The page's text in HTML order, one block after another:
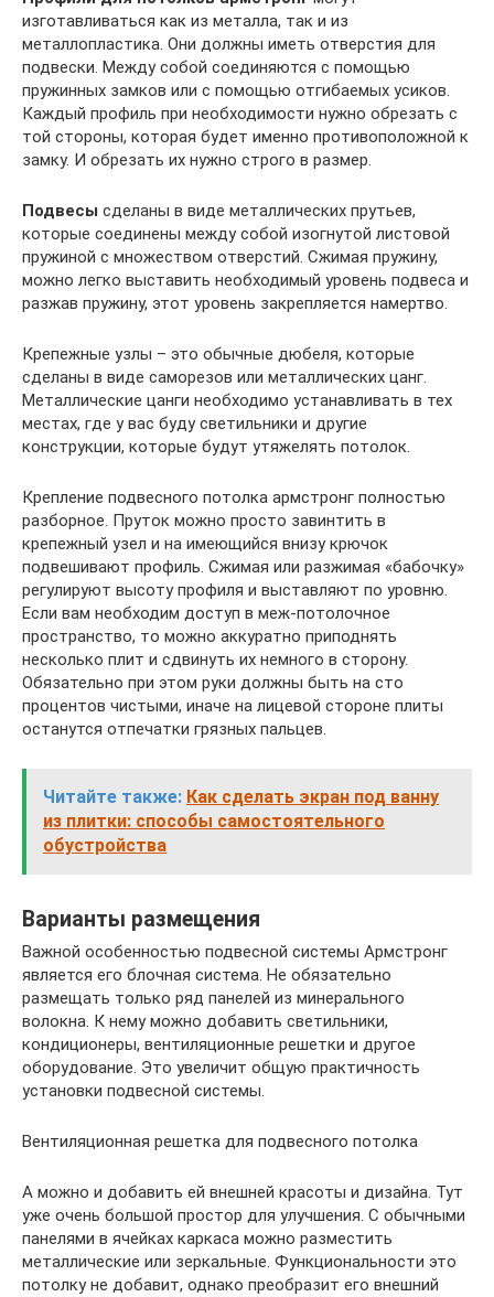
изготавливаться как из металла, так и из
металлопластика. Они должны иметь отверстия для
подвески. Между собой соединяются с помощью
пружинных замков или с помощью отгибаемых усиков.
Каждый профиль при необходимости нужно обрезать с
той стороны, которая будет именно противоположной к
замку. И обрезать их нужно строго в размер.
Подвесы сделаны в виде металлических прутьев,
которые соединены между собой изогнутой листовой
пружиной с множеством отверстий. Сжимая пружину,
можно легко выставить необходимый уровень подвеса и
разжав пружину, этот уровень закрепляется намертво.
Крепежные узлы – это обычные дюбеля, которые
сделаны в виде саморезов или металлических цанг.
Металлические цанги необходимо устанавливать в тех
местах, где у вас буду светильники и другие
конструкции, которые будут утяжелять потолок.
Крепление подвесного потолка армстронг полностью
разборное. Пруток можно просто завинтить в
крепежный узел и на имеющийся внизу крючок
подвешивают профиль. Сжимая или разжимая «бабочку»
регулируют высоту профиля и выставляют по уровню.
Если вам необходим доступ в меж-потолочное
пространство, то можно аккуратно приподнять
несколько плит и сдвинуть их немного в сторону.
Обязательно при этом руки должны быть на сто
процентов чистыми, иначе на лицевой стороне плиты
останутся отпечатки грязных пальцев.
Читайте также: Как сделать экран под ванну
из плитки: способы самостоятельного
обустройства
Варианты размещения
Важной особенностью подвесной системы Армстронг
является его блочная система. Не обязательно
размещать только ряд панелей из минерального
волокна. К нему можно добавить светильники,
кондиционеры, вентиляционные решетки и другое
оборудование. Это увеличит общую практичность
установки подвесной системы.
Вентиляционная решетка для подвесного потолка
А можно и добавить ей внешней красоты и дизайна. Тут
уже очень большой простор для улучшения. С обычными
панелями в ячейках каркаса можно разместить
металлические или зеркальные. Функциональности это
потолку не добавит, однако преобразит его внешний